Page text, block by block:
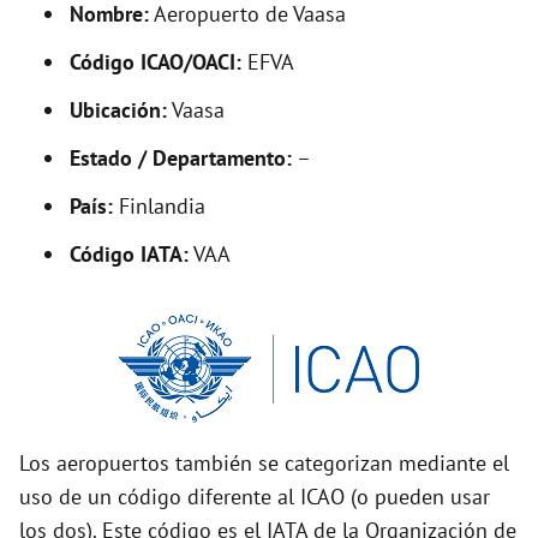
Nombre:Aeropuerto de Vaasa
Código ICAO/OACI: EFVA
Ubicación:Vaasa
Estado / Departamento: –
País: Finlandia
Código IATA:VAA
Los aeropuertos también se categorizan mediante el
uso de un código diferente al ICAO (o pueden usar
los dos). Este código es el IATA de la Organización de